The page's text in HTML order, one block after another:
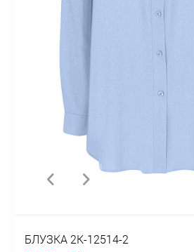
БЛУЗКА 2К-12514-2